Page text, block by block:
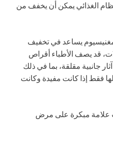
الغذائي يمكن أن يخفف من
يساعد في تخفيف
قد يصف الأطباء أقراص
جانبية مقلقة، بما في ذلك
فقط إذا كانت مفيدة وكانت
علامة مبكرة على مرض